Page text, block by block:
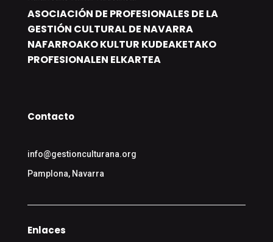
ASOCIACIÓN DE PROFESIONALES DE LA
GESTIÓN CULTURAL DE NAVARRA
NAFARROAKO KULTUR KUDEAKETAKO
PROFESIONALEN ELKARTEA
Contacto
info@gestionculturana.org
Pamplona, Navarra
Enlaces